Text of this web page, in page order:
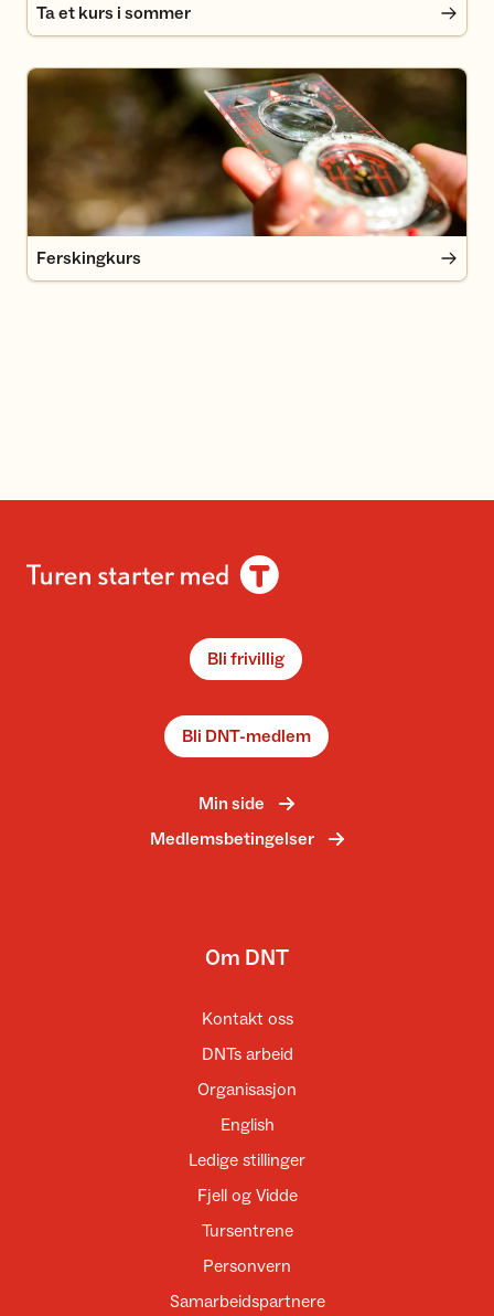
Ta et kurs i sommer
Ferskingkurs
Ferskingkurs
Bli frivillig
Bli DNT-medlem
Min side
Medlemsbetingelser
Om DNT
Kontakt oss
DNTs arbeid
Organisasjon
English
Ledige stillinger
Fjell og Vidde
Tursentrene
Personvern
Samarbeidspartnere